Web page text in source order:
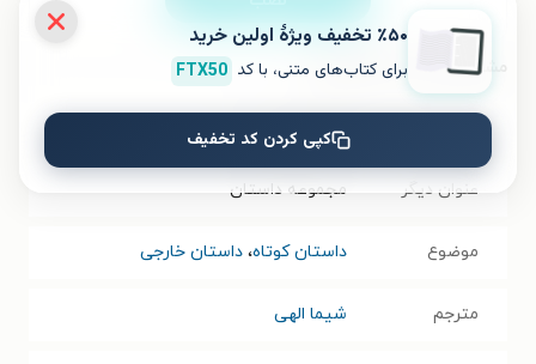
مشخصات کتاب الکترونیکی
سرزمین پدری
عنوان دیگر مجموعه داستان
موضوع داستان کوتاه، داستان خارجی
مترجم شیما الهی
٪۵۰ تخفیف ویژۀ اولین خرید
برای کتاب‌های متنی، با کد FTX50
کپی کردن کد تخفیف